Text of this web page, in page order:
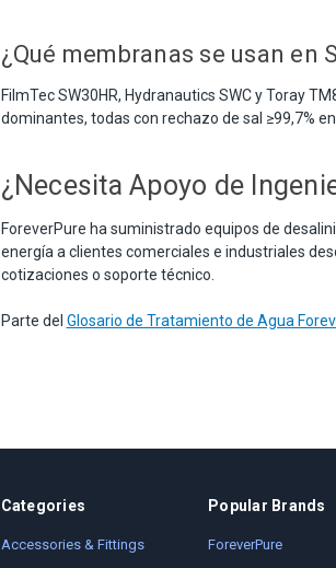
¿Qué membranas se usan en
FilmTec SW30HR, Hydranautics SWC y Toray
dominantes, todas con rechazo de sal ≥99,7%
¿Necesita Apoyo de
ForeverPure ha suministrado equipos de
energía a clientes comerciales e industriales
cotizaciones o soporte técnico.
Parte del Glosario de Tratamiento de Agua
Categories
Accessories & Fittings
Popular Brands
ForeverPure